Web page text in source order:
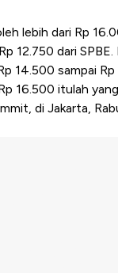
lebih dari Rp
12.750 dari
14.500 sampai
16.500 itulah
di Jakarta,